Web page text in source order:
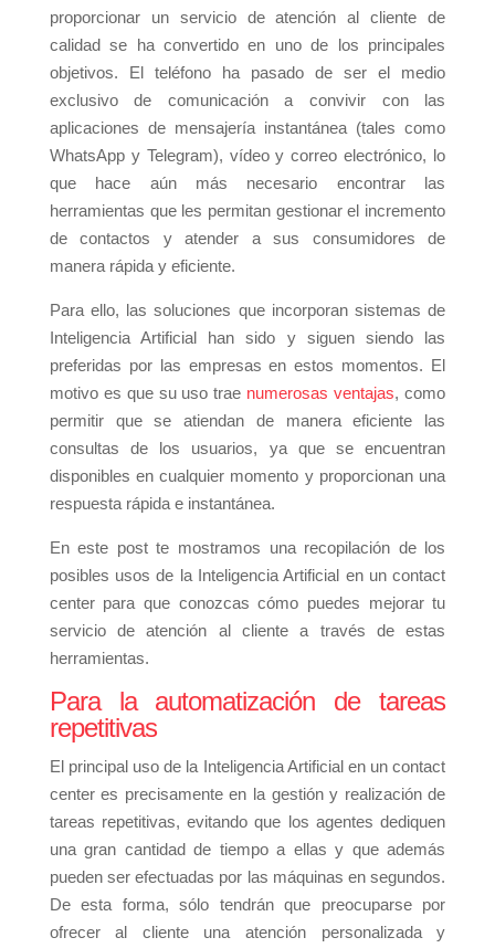
proporcionar un servicio de atención al cliente de
calidad se ha convertido en uno de los principales
objetivos. El teléfono ha pasado de ser el medio
exclusivo de comunicación a convivir con las
aplicaciones de mensajería instantánea (tales como
WhatsApp y Telegram), vídeo y correo electrónico, lo
que hace aún más necesario encontrar las
herramientas que les permitan gestionar el incremento
de contactos y atender a sus consumidores de
manera rápida y eficiente.
Para ello, las soluciones que incorporan sistemas de
Inteligencia Artificial han sido y siguen siendo las
preferidas por las empresas en estos momentos. El
motivo es que su uso trae numerosas ventajas, como
permitir que se atiendan de manera eficiente las
consultas de los usuarios, ya que se encuentran
disponibles en cualquier momento y proporcionan una
respuesta rápida e instantánea.
En este post te mostramos una recopilación de los
posibles usos de la Inteligencia Artificial en un contact
center para que conozcas cómo puedes mejorar tu
servicio de atención al cliente a través de estas
herramientas.
Para la automatización de tareas
repetitivas
El principal uso de la Inteligencia Artificial en un contact
center es precisamente en la gestión y realización de
tareas repetitivas, evitando que los agentes dediquen
una gran cantidad de tiempo a ellas y que además
pueden ser efectuadas por las máquinas en segundos.
De esta forma, sólo tendrán que preocuparse por
ofrecer al cliente una atención personalizada y